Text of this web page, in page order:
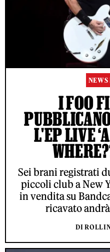
NEWS
I FOO
L'EP LIVE
Sei brani registrati
piccoli club a New
in vendita su
ricavato
DI